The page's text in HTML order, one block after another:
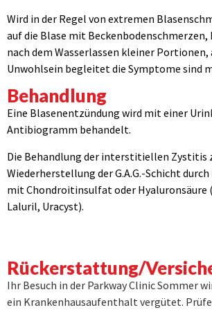
Wird in der Regel von extremen
auf die Blase mit Beckenbodenschmerzen,
nach dem Wasserlassen kleiner
Unwohlsein begleitet die Symptome sind
Behandlung
Eine Blasenentzündung wird mit einer
Antibiogramm behandelt.
Die Behandlung der interstitiellen Zystitis
Wiederherstellung der G.A.G.-Schicht
mit Chondroitinsulfat oder Hyaluronsäure
Laluril, Uracyst).
Rückerstattung/
Ihr Besuch in der Parkway Clinic Sommer
ein Krankenhausaufenthalt vergütet.